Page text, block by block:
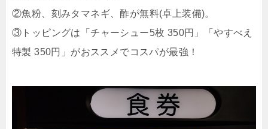
②魚粉、刻みタマネギ、酢が無料(卓上装備)。
③トッピングは「チャーシュー5枚 350円」「やすべえ
特製 350円」がおススメでコスパが最強！